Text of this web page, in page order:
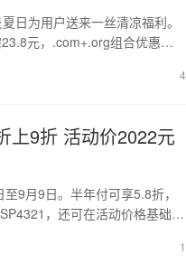
日为用户送来一丝清凉福利。
元，.com+.org组合优惠仅
1em
4
上9折 活动价2022元
9月9日。半年付可享5.8折，
，还可在活动价格基础上
1em !importa
1